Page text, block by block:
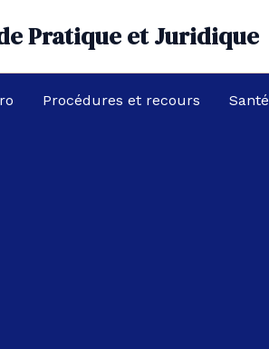
Pratique et Juridique
Procédures et recours Santé